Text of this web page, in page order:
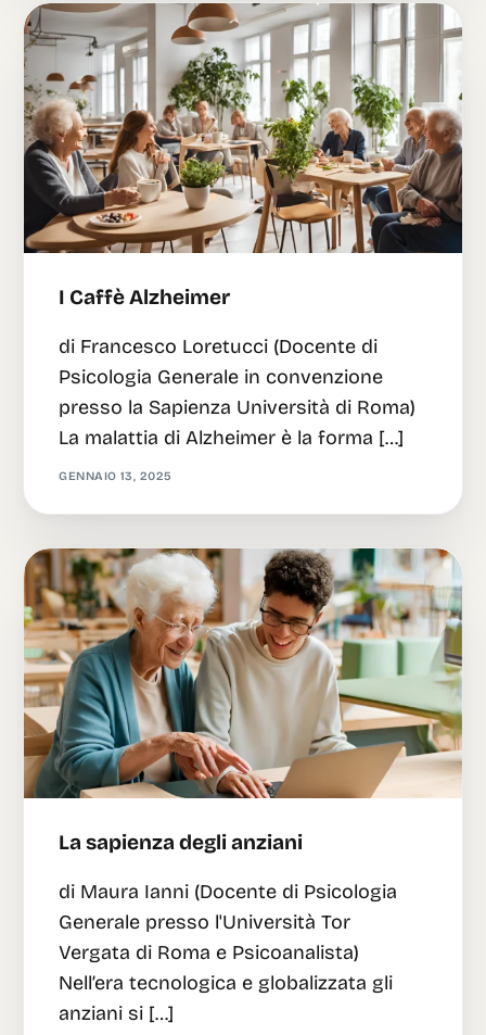
I Caffè Alzheimer
di Francesco Loretucci (Docente di
Psicologia Generale in convenzione
presso la Sapienza Università di Roma)
La malattia di Alzheimer è la forma […]
GENNAIO 13, 2025
La sapienza degli anziani
di Maura Ianni (Docente di Psicologia
Generale presso l'Università Tor
Vergata di Roma e Psicoanalista)
Nell’era tecnologica e globalizzata gli
anziani si […]